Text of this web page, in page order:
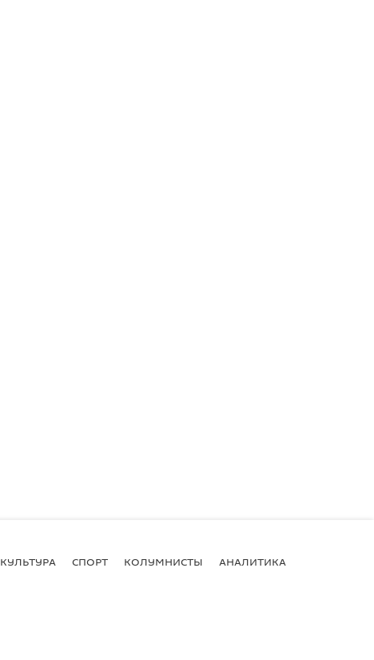
КУЛЬТУРА СПОРТ КОЛУМНИСТЫ АНАЛИТИКА